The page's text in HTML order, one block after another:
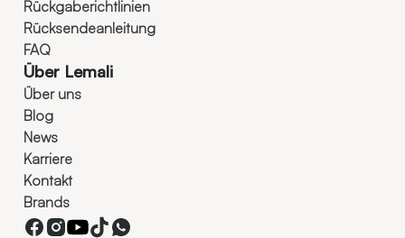
Rückgaberichtlinien
Rücksendeanleitung
FAQ
Über Lemali
Über uns
Blog
News
Karriere
Kontakt
Brands